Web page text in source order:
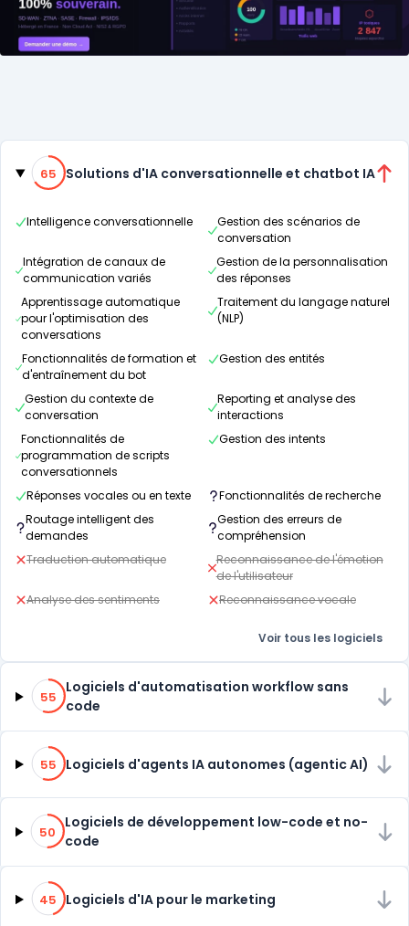
Catégories
65% de compatibilité
65 Solutions d'IA conversationnelle et chatbot IA
Intelligence conversationnelle
Gestion des scénarios de
conversation
Intégration de canaux de
communication variés
Gestion de la personnalisation
des réponses
Apprentissage automatique
pour l'optimisation des
conversations
Traitement du langage naturel
(NLP)
Fonctionnalités de formation et
d'entraînement du bot
Gestion des entités
Gestion du contexte de
conversation
Reporting et analyse des
interactions
Fonctionnalités de
programmation de scripts
conversationnels
Gestion des intents
Réponses vocales ou en texte
Fonctionnalités de recherche
Routage intelligent des
demandes
Gestion des erreurs de
compréhension
Traduction automatique
Reconnaissance de l'émotion
de l'utilisateur
Analyse des sentiments
Reconnaissance vocale
Voir tous les logiciels
55% de compatibilité
55
Logiciels d'automatisation workflow sans
code
55% de compatibilité
55 Logiciels d'agents IA autonomes (agentic AI)
50% de compatibilité
50
Logiciels de développement low-code et no-
code
45% de compatibilité
45 Logiciels d'IA pour le marketing